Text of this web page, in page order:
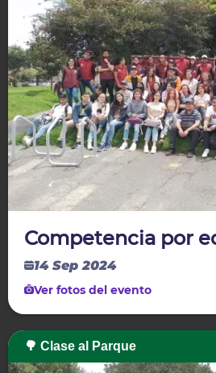
Competencia por
14 Sep 2024
Ver fotos del evento
🌳 Clase al Parque